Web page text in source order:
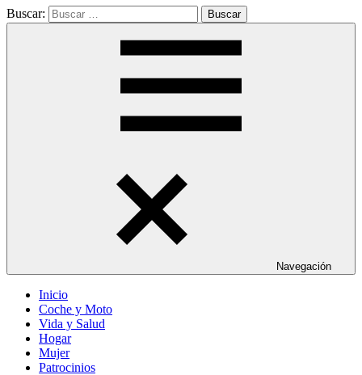
Buscar: Buscar
Navegación
Inicio
Coche y Moto
Vida y Salud
Hogar
Mujer
Patrocinios